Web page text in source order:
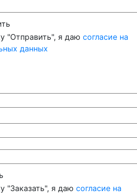
"Отправить", я даю согласие на
данных
"Заказать", я даю согласие на